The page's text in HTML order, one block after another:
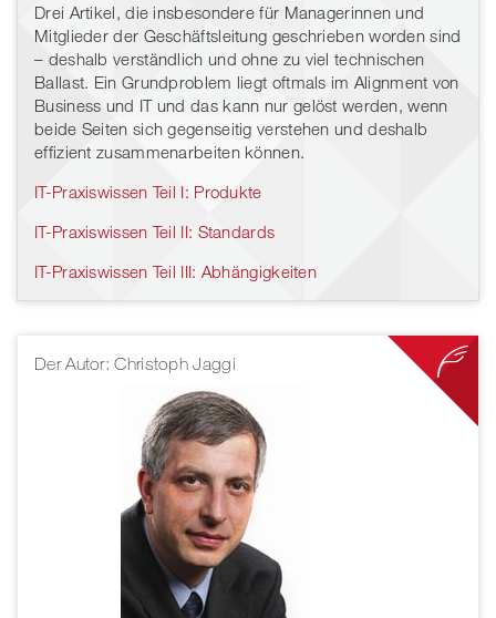
Drei Artikel, die insbesondere für Managerinnen und
Mitglieder der Geschäftsleitung geschrieben worden sind
– deshalb verständlich und ohne zu viel technischen
Ballast. Ein Grundproblem liegt oftmals im Alignment von
Business und IT und das kann nur gelöst werden, wenn
beide Seiten sich gegenseitig verstehen und deshalb
effizient zusammenarbeiten können.
IT-Praxiswissen Teil I: Produkte
IT-Praxiswissen Teil II: Standards
IT-Praxiswissen Teil III: Abhängigkeiten
Der Autor: Christoph Jaggi